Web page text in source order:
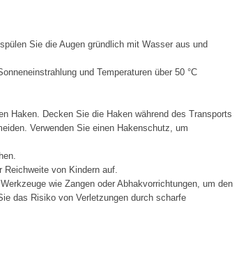
Sie die Augen gründlich mit Wasser aus und
und Temperaturen über 50 °C
Haken. Decken Sie die Haken während des Transports
Verwenden Sie einen Hakenschutz, um
Reichweite von Kindern auf.
wie Zangen oder Abhakvorrichtungen, um den
das Risiko von Verletzungen durch scharfe